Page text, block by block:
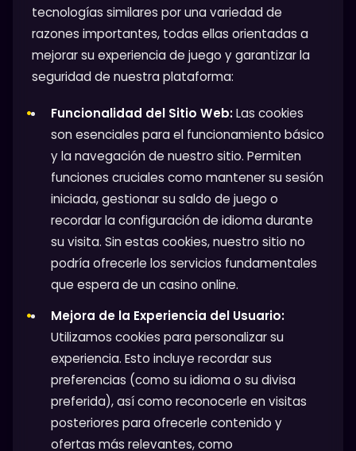
tecnologías similares por una variedad de
razones importantes, todas ellas orientadas a
mejorar su experiencia de juego y garantizar la
seguridad de nuestra plataforma:
Funcionalidad del Sitio Web:Las cookies
son esenciales para el funcionamiento básico
y la navegación de nuestro sitio. Permiten
funciones cruciales como mantener su sesión
iniciada, gestionar su saldo de juego o
recordar la configuración de idioma durante
su visita. Sin estas cookies, nuestro sitio no
podría ofrecerle los servicios fundamentales
que espera de un casino online.
Mejora de la Experiencia del Usuario:
Utilizamos cookies para personalizar su
experiencia. Esto incluye recordar sus
preferencias (como su idioma o su divisa
preferida), así como reconocerle en visitas
posteriores para ofrecerle contenido y
ofertas más relevantes, como